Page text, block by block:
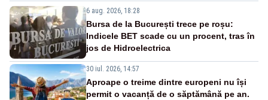
6 aug. 2026, 18:28
Bursa de la București trece pe roșu:
Indicele BET scade cu un procent, tras în
jos de Hidroelectrica
30 iul. 2026, 14:57
Aproape o treime dintre europeni nu își
permit o vacanță de o săptămână pe an.